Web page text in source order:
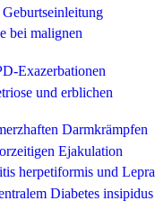
bei malignen
Exazerbationen
und erblichen
Darmkrämpfen
Ejakulation
herpetiformis und Lepra
Diabetes insipidus